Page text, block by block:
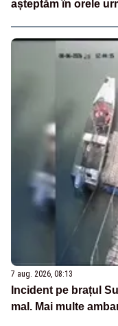
așteptăm în orele
7 aug. 2026, 08:13
Incident pe brațul
mal. Mai multe